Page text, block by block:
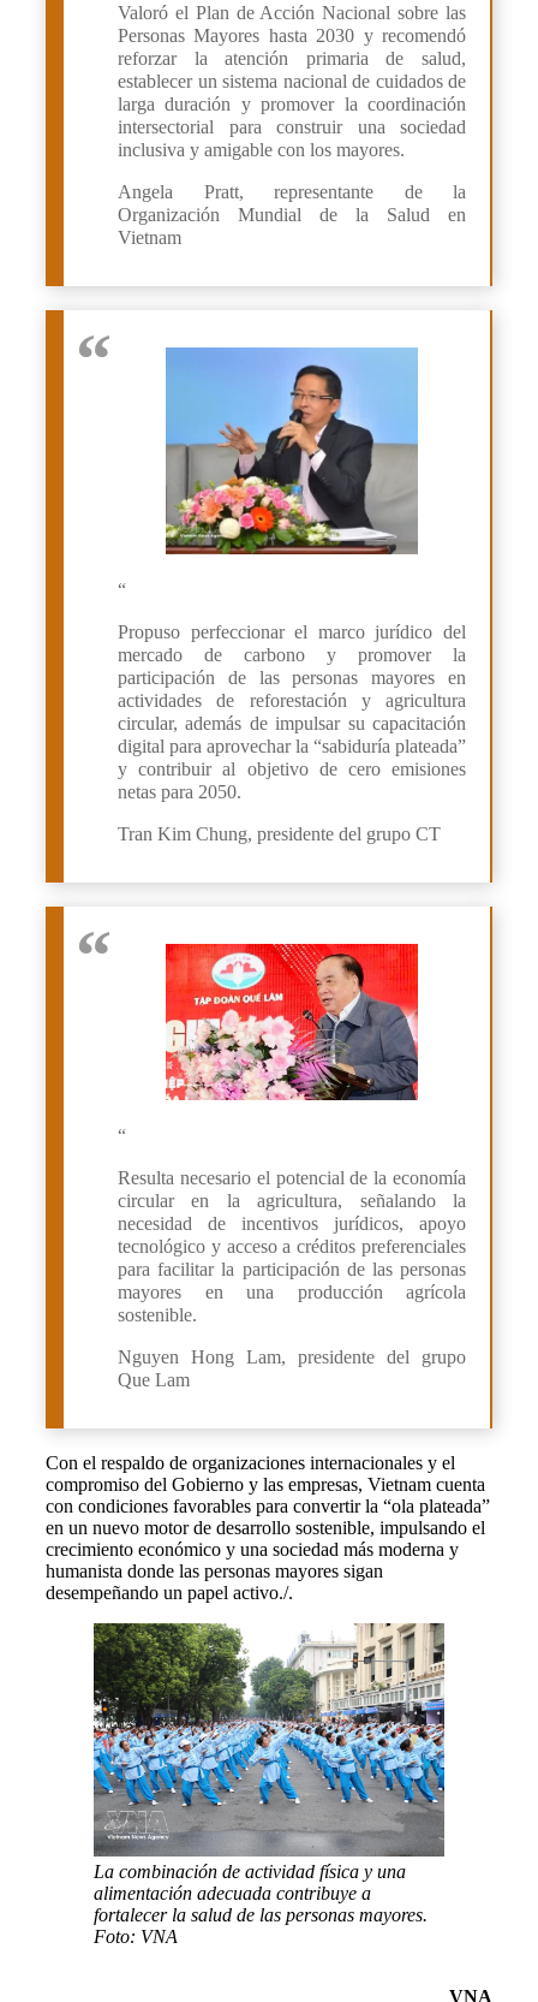
Valoró el Plan de Acción Nacional sobre las
Personas Mayores hasta 2030 y recomendó
reforzar la atención primaria de salud,
establecer un sistema nacional de cuidados de
larga duración y promover la coordinación
intersectorial para construir una sociedad
inclusiva y amigable con los mayores.
Angela Pratt, representante de la
Organización Mundial de la Salud en
Vietnam
“
Propuso perfeccionar el marco jurídico del
mercado de carbono y promover la
participación de las personas mayores en
actividades de reforestación y agricultura
circular, además de impulsar su capacitación
digital para aprovechar la “sabiduría plateada”
y contribuir al objetivo de cero emisiones
netas para 2050.
Tran Kim Chung, presidente del grupo CT
“
Resulta necesario el potencial de la economía
circular en la agricultura, señalando la
necesidad de incentivos jurídicos, apoyo
tecnológico y acceso a créditos preferenciales
para facilitar la participación de las personas
mayores en una producción agrícola
sostenible.
Nguyen Hong Lam, presidente del grupo
Que Lam
Con el respaldo de organizaciones internacionales y el
compromiso del Gobierno y las empresas, Vietnam cuenta
con condiciones favorables para convertir la “ola plateada”
en un nuevo motor de desarrollo sostenible, impulsando el
crecimiento económico y una sociedad más moderna y
humanista donde las personas mayores sigan
desempeñando un papel activo./.
La combinación de actividad física y una
alimentación adecuada contribuye a
fortalecer la salud de las personas mayores.
Foto: VNA
VNA